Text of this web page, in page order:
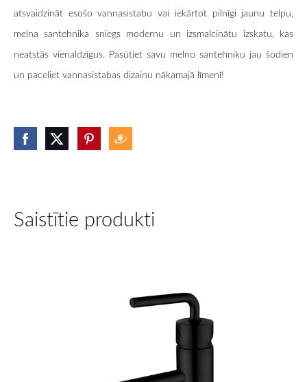
atsvaidzināt esošo vannasistabu vai iekārtot pilnīgi jaunu telpu,
melna santehnika sniegs modernu un izsmalcinātu izskatu, kas
neatstās vienaldzīgus. Pasūtiet savu melno santehniku jau šodien
un paceliet vannasistabas dizainu nākamajā līmenī!
Saistītie produkti